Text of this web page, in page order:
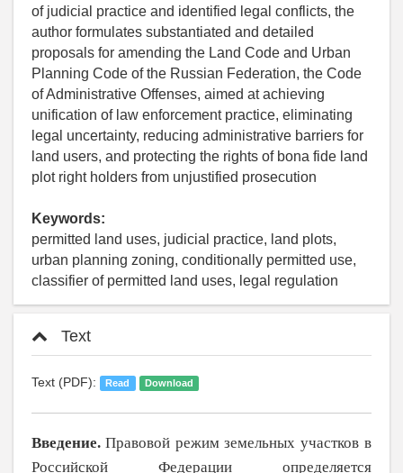
of judicial practice and identified legal conflicts, the
author formulates substantiated and detailed
proposals for amending the Land Code and Urban
Planning Code of the Russian Federation, the Code
of Administrative Offenses, aimed at achieving
unification of law enforcement practice, eliminating
legal uncertainty, reducing administrative barriers for
land users, and protecting the rights of bona fide land
plot right holders from unjustified prosecution
Keywords:
permitted land uses, judicial practice, land plots,
urban planning zoning, conditionally permitted use,
classifier of permitted land uses, legal regulation
Text
Text (PDF): Read Download
Введение. Правовой режим земельных участков в
Российской Федерации определя­ется